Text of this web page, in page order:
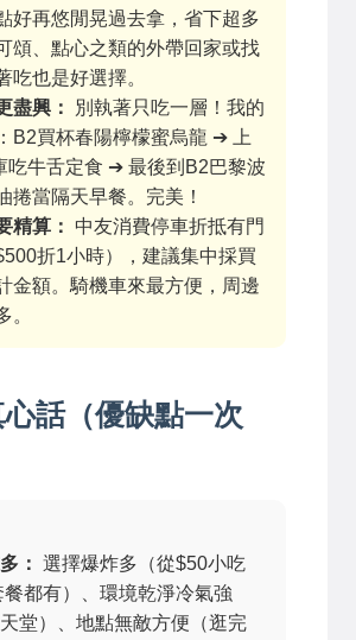
好再悠閒晃過去拿，省下超多
頌、點心之類的外帶回家或找
吃也是好選擇。
盡興：
別執著只吃一層！我的
B2買杯春陽檸檬蜜烏龍 ➔ 上
吃牛舌定食 ➔ 最後到B2巴黎波
捲當隔天早餐。完美！
精算：
中友消費停車折抵有門
折1小時），建議集中採買
金額。騎機車來最方便，周邊
。
話（優缺點一次
： 選擇爆炸多（從$50小吃
都有）、環境乾淨冷氣強
天堂）、地點無敵方便（逛完